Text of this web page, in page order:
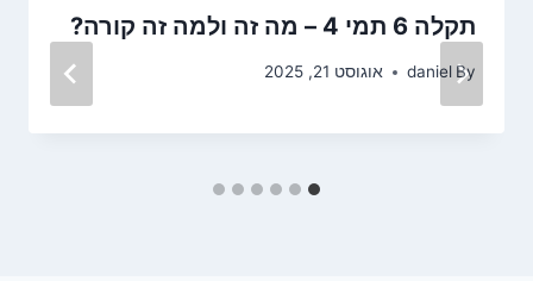
תקלה 6 תמי 4 – מה זה ולמה זה קורה?
By
daniel אוגוסט 21, 2025